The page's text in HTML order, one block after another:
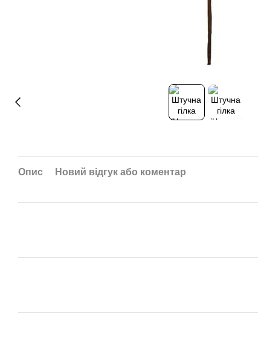
Опис Новий відгук або коментар